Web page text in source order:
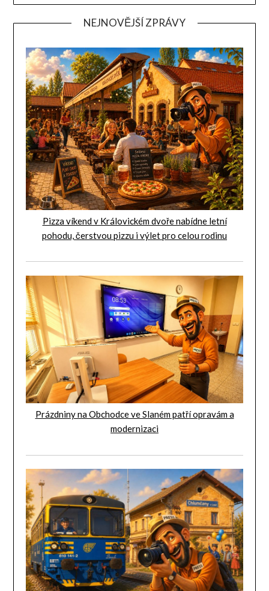
NEJNOVĚJŠÍ ZPRÁVY
Pizza víkend v Královickém dvoře nabídne letní
pohodu, čerstvou pizzu i výlet pro celou rodinu
Prázdniny na Obchodce ve Slaném patří opravám a
modernizaci